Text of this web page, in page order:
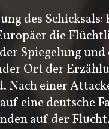
des Schicksals:
die
Spiegelung und
Ort der
Nach einer
eine deutsche
auf der Flucht.